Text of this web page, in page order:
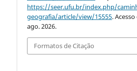
https://seer.ufu.br/index.php/
geografia/article/view/15555.
ago. 2026.
Formatos de Citação